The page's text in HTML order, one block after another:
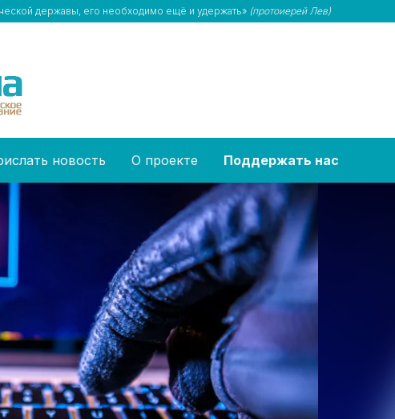
державы, его необходимо ещё и удержать» (протоиерей Лев)
новость О проекте Поддержать нас